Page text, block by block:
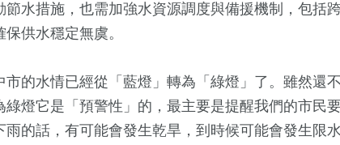
水措施，也需加強水資源調度與備援機制，包括
供水穩定無虞。
的水情已經從「藍燈」轉為「綠燈」了。雖然還
燈它是「預警性」的，最主要是提醒我們的市民要
的話，有可能會發生乾旱，到時候可能會發生限